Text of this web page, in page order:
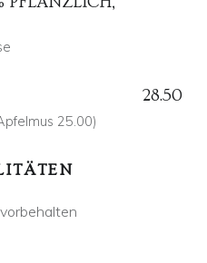
28.50
25.00)